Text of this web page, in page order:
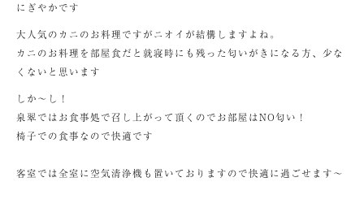
にぎやかです
大人気のカニのお料理ですがニオイが結構しますよね。
カニのお料理を部屋食だと就寝時にも残った匂いがきになる方、少な
くないと思います
しか～し！
泉翠ではお食事処で召し上がって頂くのでお部屋はNO匂い！
椅子での食事なので快適です
客室では全室に空気清浄機も置いておりますので快適に過ごせます～